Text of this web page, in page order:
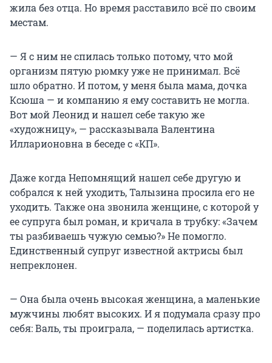
жила без отца. Но время расставило всё по своим
местам.
— Я с ним не спилась только потому, что мой
организм пятую рюмку уже не принимал. Всё
шло обратно. И потом, у меня была мама, дочка
Ксюша — и компанию я ему составить не могла.
Вот мой Леонид и нашел себе такую же
«художницу», — рассказывала Валентина
Илларионовна в беседе с «КП».
Даже когда Непомнящий нашел себе другую и
собрался к ней уходить, Талызина просила его не
уходить. Также она звонила женщине, с которой у
ее супруга был роман, и кричала в трубку: «Зачем
ты разбиваешь чужую семью?» Не помогло.
Единственный супруг известной актрисы был
непреклонен.
— Она была очень высокая женщина, а маленькие
мужчины любят высоких. И я подумала сразу про
себя: Валь, ты проиграла, — поделилась артистка.